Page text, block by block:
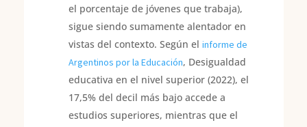
el porcentaje de jóvenes que trabaja),
sigue siendo sumamente alentador en
vistas del contexto. Según elinforme de
Argentinos por la Educación, Desigualdad
educativa en el nivel superior (2022), el
17,5% del decil más bajo accede a
estudios superiores, mientras que el